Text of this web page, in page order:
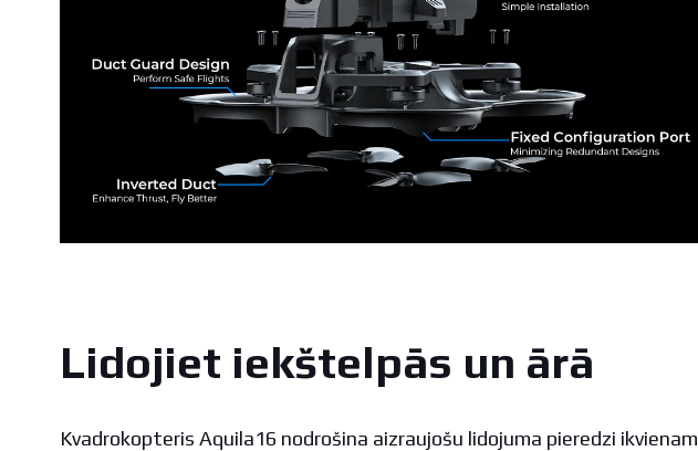
Lidojiet iekštelpās un ārā
Kvadrokopteris Aquila16 nodrošina aizraujošu lidojuma pieredzi ikvienam